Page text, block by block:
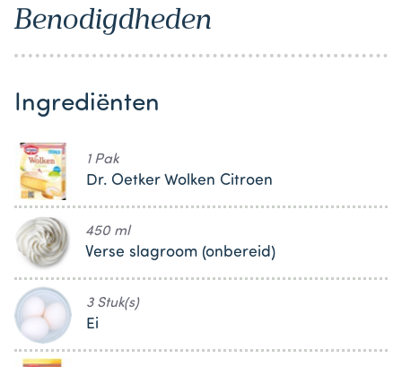
Benodigdheden
Ingrediënten
1 Pak
Dr. Oetker Wolken Citroen
450 ml
Verse slagroom (onbereid)
3 Stuk(s)
Ei